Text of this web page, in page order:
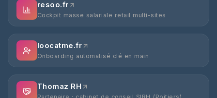
resoo.fr
Cockpit masse salariale retail multi-sites
loocatme.fr
Onboarding automatisé clé en main
Thomaz RH